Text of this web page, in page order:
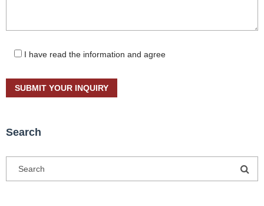
I have read the information and agree
Search